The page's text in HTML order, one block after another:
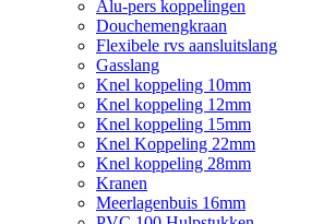
Alu-pers koppelingen
Douchemengkraan
Flexibele rvs aansluitslang
Gasslang
Knel koppeling 10mm
Knel koppeling 12mm
Knel koppeling 15mm
Knel Koppeling 22mm
Knel koppeling 28mm
Kranen
Meerlagenbuis 16mm